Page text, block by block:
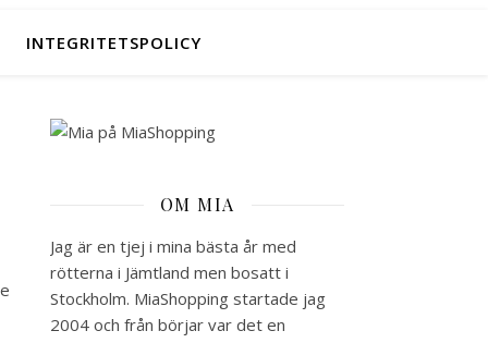
INTEGRITETSPOLICY
OM MIA
Jag är en tjej i mina bästa år med
rötterna i Jämtland men bosatt i
Stockholm. MiaShopping startade jag
2004 och från börjar var det en